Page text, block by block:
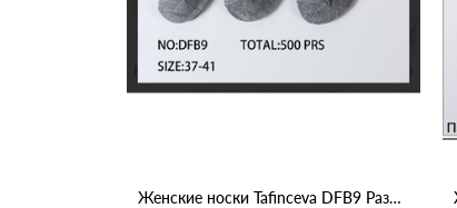
Женские носки Tafinceva DFB9 Различные цвета